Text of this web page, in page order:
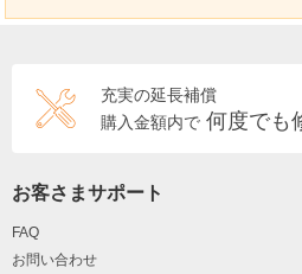
充実の延長補償
購入金額内で 何度でも
お客さまサポート
FAQ
お問い合わせ